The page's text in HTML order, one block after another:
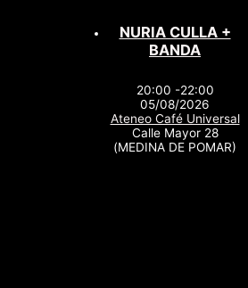
NURIA CULLA +
BANDA
20:00 -22:00
05/08/2026
Ateneo Café Universal
Calle Mayor 28
(MEDINA DE POMAR)